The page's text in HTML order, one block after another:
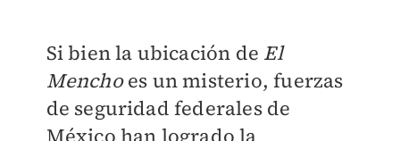
Si bien la ubicación de El
Menchoes un misterio, fuerzas
de seguridad federales de